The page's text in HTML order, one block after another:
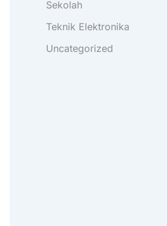
Sekolah
Teknik Elektronika
Uncategorized